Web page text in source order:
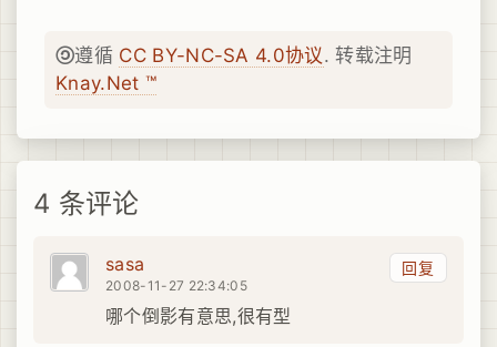
遵循 CC BY-NC-SA 4.0协议. 转载注明
Knay.Net ™
4 条评论
回复
sasa
2008-11-27 22:34:05
哪个倒影有意思,很有型